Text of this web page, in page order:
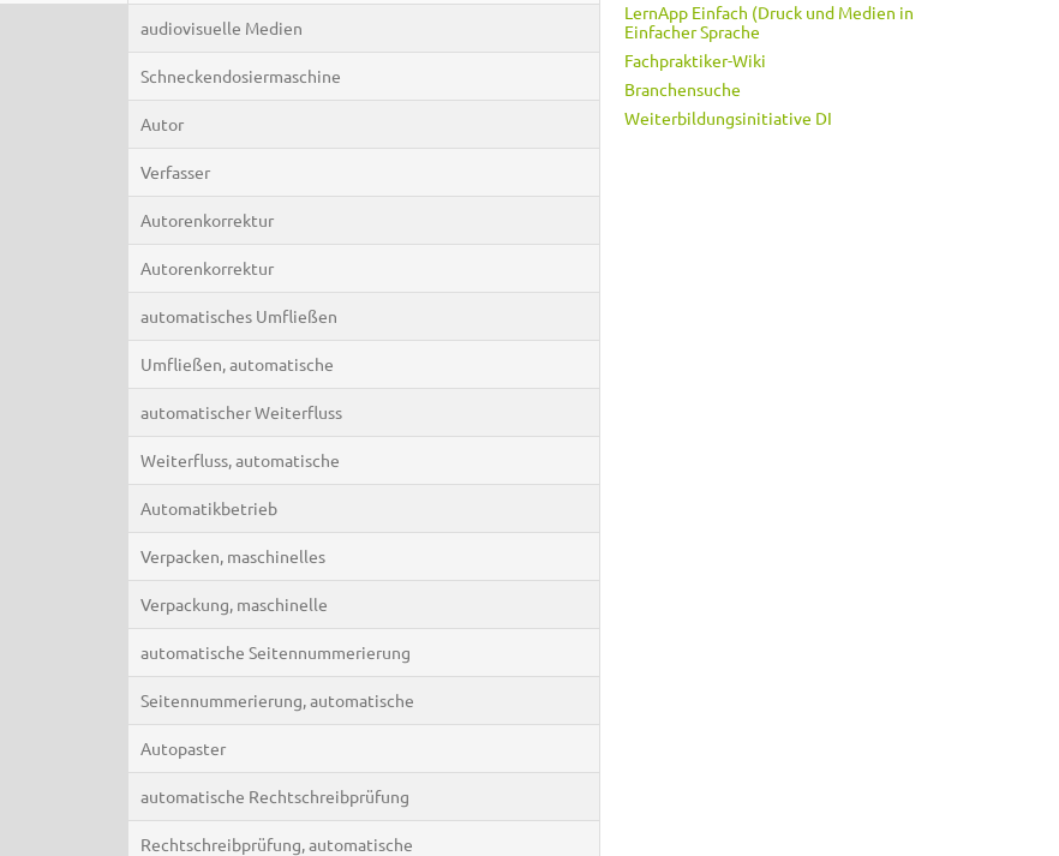
audiovisuelle Medien
Schneckendosiermaschine
Autor
Verfasser
Autorenkorrektur
Autorenkorrektur
automatisches Umfließen
Umfließen, automatische
automatischer Weiterfluss
Weiterfluss, automatische
Automatikbetrieb
Verpacken, maschinelles
Verpackung, maschinelle
automatische Seitennummerierung
Seitennummerierung, automatische
Autopaster
automatische Rechtschreibprüfung
Rechtschreibprüfung, automatische
LernApp Einfach (Druck und Medien in
Einfacher Sprache
Fachpraktiker-Wiki
Branchensuche
Weiterbildungsinitiative DI